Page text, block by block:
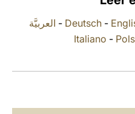
العربيَّة - Deutsch-
Italiano -